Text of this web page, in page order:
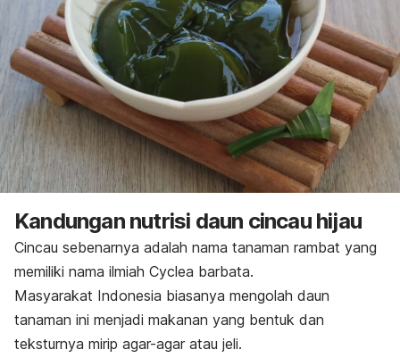
Kandungan nutrisi daun cincau hijau
Cincau sebenarnya adalah nama tanaman rambat yang
memiliki nama ilmiah Cyclea barbata.
Masyarakat Indonesia biasanya mengolah daun
tanaman ini menjadi makanan yang bentuk dan
teksturnya mirip agar-agar atau jeli.